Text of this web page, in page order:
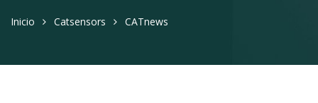
Inicio Catsensors CATnews